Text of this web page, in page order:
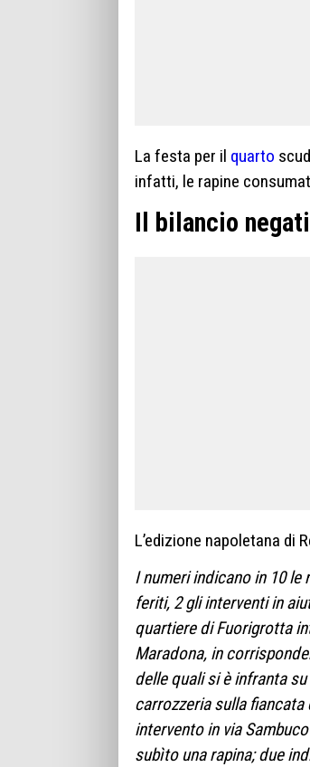
La festa per il quarto
infatti, le rapine
Il bilancio
L’edizione napoletana di
I numeri indicano in 10 le
feriti, 2 gli interventi in
quartiere di Fuorigrotta
Maradona, in
delle quali si è infranta
carrozzeria sulla
intervento in via
subìto una rapina; due